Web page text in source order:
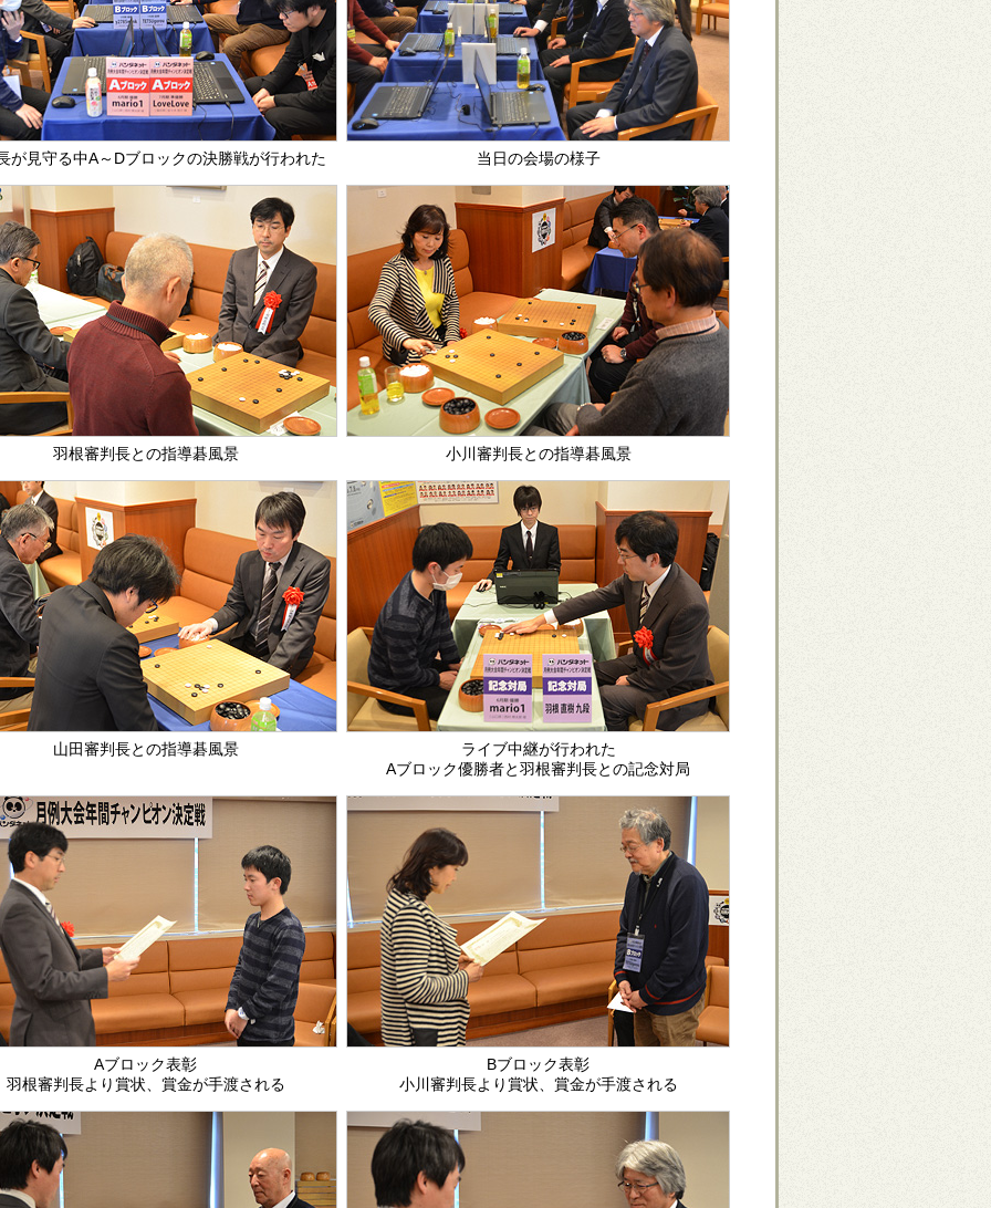
が見守る中A～Dブロックの決勝戦が行われた 当日の会場の様子
羽根審判長との指導碁風景 小川審判長との指導碁風景
山田審判長との指導碁風景
ライブ中継が行われた
Aブロック優勝者と羽根審判長との記念対局
Aブロック表彰
羽根審判長より賞状、賞金が手渡される
Bブロック表彰
小川審判長より賞状、賞金が手渡される